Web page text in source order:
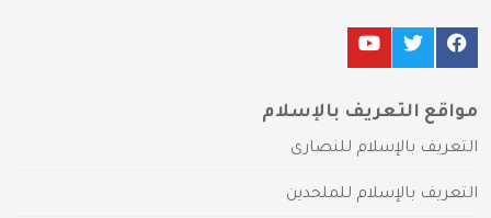
مواقع التعريف بالإسلام
التعريف بالإسلام للنصارى
التعريف بالإسلام للملحدين